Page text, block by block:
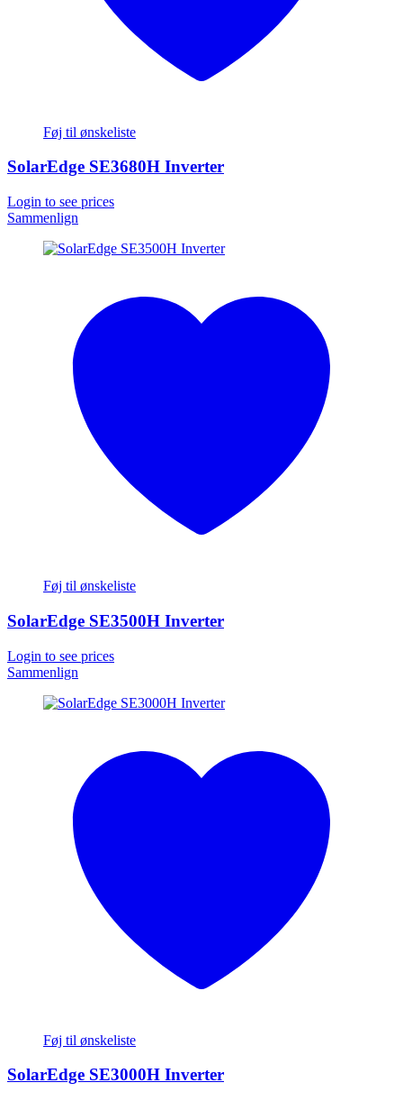
Føj til ønskeliste
SolarEdge SE3680H Inverter
Login to see prices
Sammenlign
Føj til ønskeliste
SolarEdge SE3500H Inverter
Login to see prices
Sammenlign
Føj til ønskeliste
SolarEdge SE3000H Inverter